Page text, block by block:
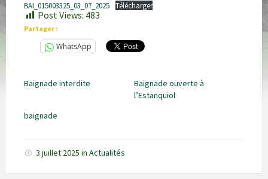
BAI_015003325_03_07_2025 Télécharger
Post Views: 483
Partager :
WhatsApp
Baignade interdite
Baignade ouverte à
l’Estanquiol
baignade
3 juillet 2025 in Actualités